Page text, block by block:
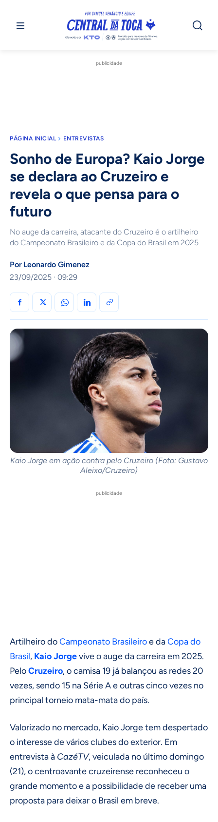
publicidade
PÁGINA INICIAL ENTREVISTAS
Sonho de Europa? Kaio Jorge
se declara ao Cruzeiro e
revela o que pensa para o
futuro
No auge da carreira, atacante do Cruzeiro é o artilheiro
do Campeonato Brasileiro e da Copa do Brasil em 2025
Por Leonardo Gimenez
23/09/2025 · 09:29
Kaio Jorge em ação contra pelo Cruzeiro (Foto: Gustavo
Aleixo/Cruzeiro)
publicidade
Artilheiro doCampeonato Brasileiroe daCopa do
Brasil, Kaio Jorgevive o auge da carreira em 2025.
PeloCruzeiro, o camisa 19 já balançou as redes 20
vezes, sendo 15 na Série A e outras cinco vezes no
principal torneio mata-mata do país.
Valorizado no mercado, Kaio Jorge tem despertado
o interesse de vários clubes do exterior. Em
entrevista à CazéTV, veiculada no último domingo
(21), o centroavante cruzeirense reconheceu o
grande momento e a possibilidade de receber uma
proposta para deixar o Brasil em breve.